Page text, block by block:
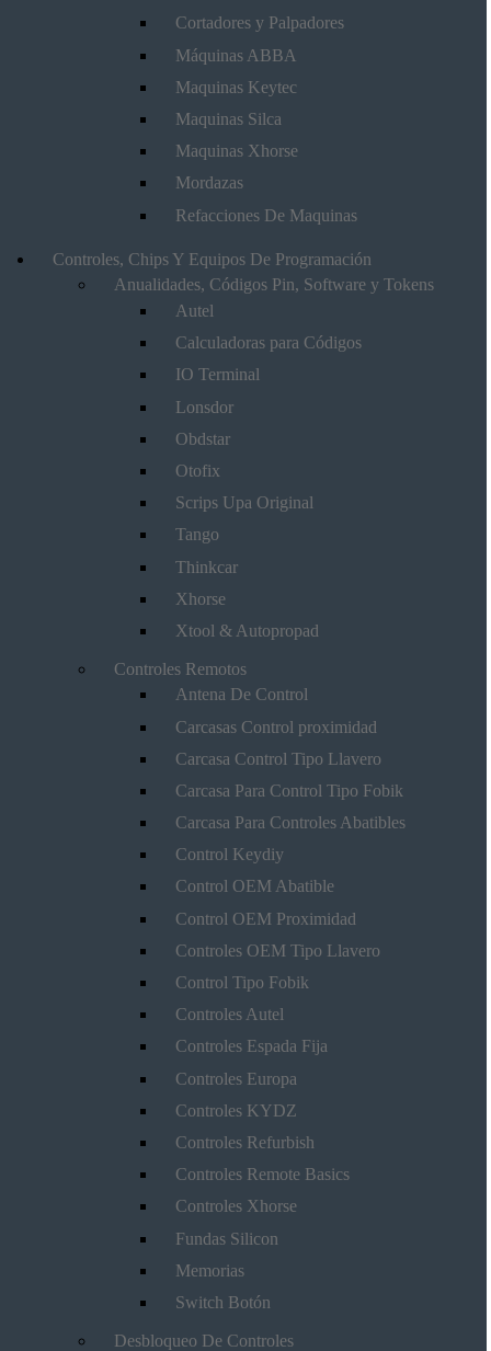
Cortadores y Palpadores
Máquinas ABBA
Maquinas Keytec
Maquinas Silca
Maquinas Xhorse
Mordazas
Refacciones De Maquinas
Controles, Chips Y Equipos De Programación
Anualidades, Códigos Pin, Software y Tokens
Autel
Calculadoras para Códigos
IO Terminal
Lonsdor
Obdstar
Otofix
Scrips Upa Original
Tango
Thinkcar
Xhorse
Xtool & Autopropad
Controles Remotos
Antena De Control
Carcasas Control proximidad
Carcasa Control Tipo Llavero
Carcasa Para Control Tipo Fobik
Carcasa Para Controles Abatibles
Control Keydiy
Control OEM Abatible
Control OEM Proximidad
Controles OEM Tipo Llavero
Control Tipo Fobik
Controles Autel
Controles Espada Fija
Controles Europa
Controles KYDZ
Controles Refurbish
Controles Remote Basics
Controles Xhorse
Fundas Silicon
Memorias
Switch Botón
Desbloqueo De Controles